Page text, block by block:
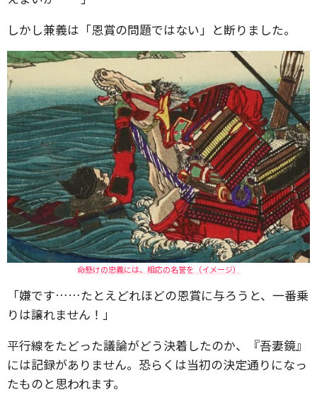
しかし兼義は「恩賞の問題ではない」と断りました。
命懸けの忠義には、相応の名誉を（イメージ）
「嫌です……たとえどれほどの恩賞に与ろうと、一番乗
りは譲れません！」
平行線をたどった議論がどう決着したのか、『吾妻鏡』
には記録がありません。恐らくは当初の決定通りになっ
たものと思われます。